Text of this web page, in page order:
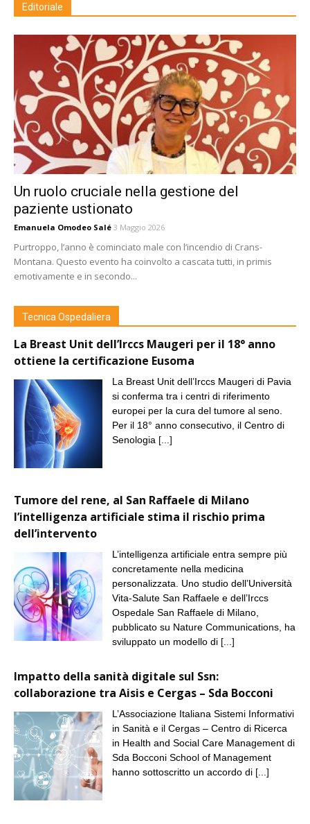
Editoriale
Un ruolo cruciale nella gestione del
paziente ustionato
Emanuela Omodeo Salé 3 Maggio 2026
Purtroppo, l’anno è cominciato male con l’incendio di Crans-
Montana. Questo evento ha coinvolto a cascata tutti, in primis
emotivamente e in secondo...
Tecnica Ospedaliera
La Breast Unit dell’Irccs Maugeri per il 18° anno
ottiene la certificazione Eusoma
La Breast Unit dell’Irccs Maugeri di Pavia
si conferma tra i centri di riferimento
europei per la cura del tumore al seno.
Per il 18° anno consecutivo, il Centro di
Senologia [...]
Tumore del rene, al San Raffaele di Milano
l’intelligenza artificiale stima il rischio prima
dell’intervento
L’intelligenza artificiale entra sempre più
concretamente nella medicina
personalizzata. Uno studio dell’Università
Vita-Salute San Raffaele e dell’Irccs
Ospedale San Raffaele di Milano,
pubblicato su Nature Communications, ha
sviluppato un modello di [...]
Impatto della sanità digitale sul Ssn:
collaborazione tra Aisis e Cergas – Sda Bocconi
L’Associazione Italiana Sistemi Informativi
in Sanità e il Cergas – Centro di Ricerca
in Health and Social Care Management di
Sda Bocconi School of Management
hanno sottoscritto un accordo di [...]